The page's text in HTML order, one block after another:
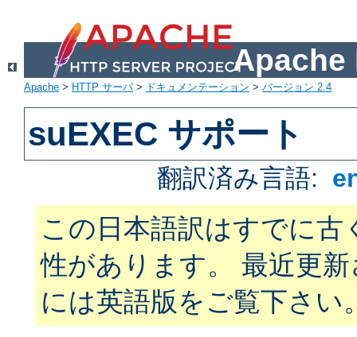
Apache
Apache > HTTP サーバ> ドキュメンテーション > バージョン 2.4
suEXEC サポート
翻訳済み言語:
この日本語訳はすでに古
性があります。 最近更
には英語版をご覧下さい